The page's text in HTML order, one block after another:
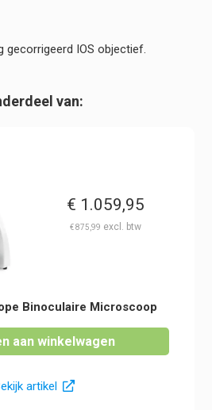
gecorrigeerd IOS objectief.
van:
€ 1.059,95
€875,99
Binoculaire Microscoop
aan winkelwagen
artikel